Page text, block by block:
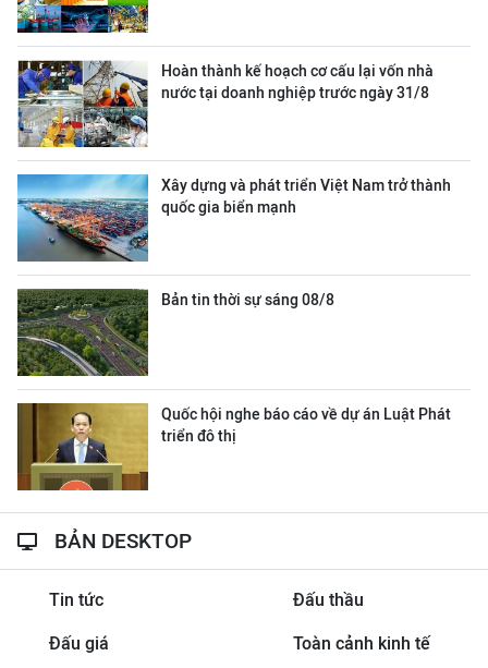
Hoàn thành kế hoạch cơ cấu lại vốn nhà
nước tại doanh nghiệp trước ngày 31/8
Xây dựng và phát triển Việt Nam trở thành
quốc gia biển mạnh
Bản tin thời sự sáng 08/8
Quốc hội nghe báo cáo về dự án Luật Phát
triển đô thị
BẢN DESKTOP
Tin tức Đấu thầu
Đấu giá Toàn cảnh kinh tế